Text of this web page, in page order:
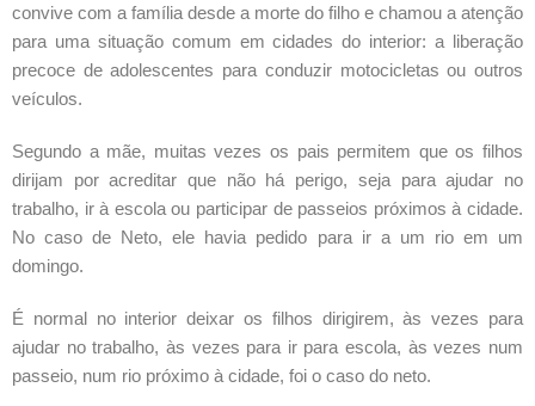
convive com a família desde a morte do filho e chamou a atenção
para uma situação comum em cidades do interior: a liberação
precoce de adolescentes para conduzir motocicletas ou outros
veículos.
Segundo a mãe, muitas vezes os pais permitem que os filhos
dirijam por acreditar que não há perigo, seja para ajudar no
trabalho, ir à escola ou participar de passeios próximos à cidade.
No caso de Neto, ele havia pedido para ir a um rio em um
domingo.
É normal no interior deixar os filhos dirigirem, às vezes para
ajudar no trabalho, às vezes para ir para escola, às vezes num
passeio, num rio próximo à cidade, foi o caso do neto.